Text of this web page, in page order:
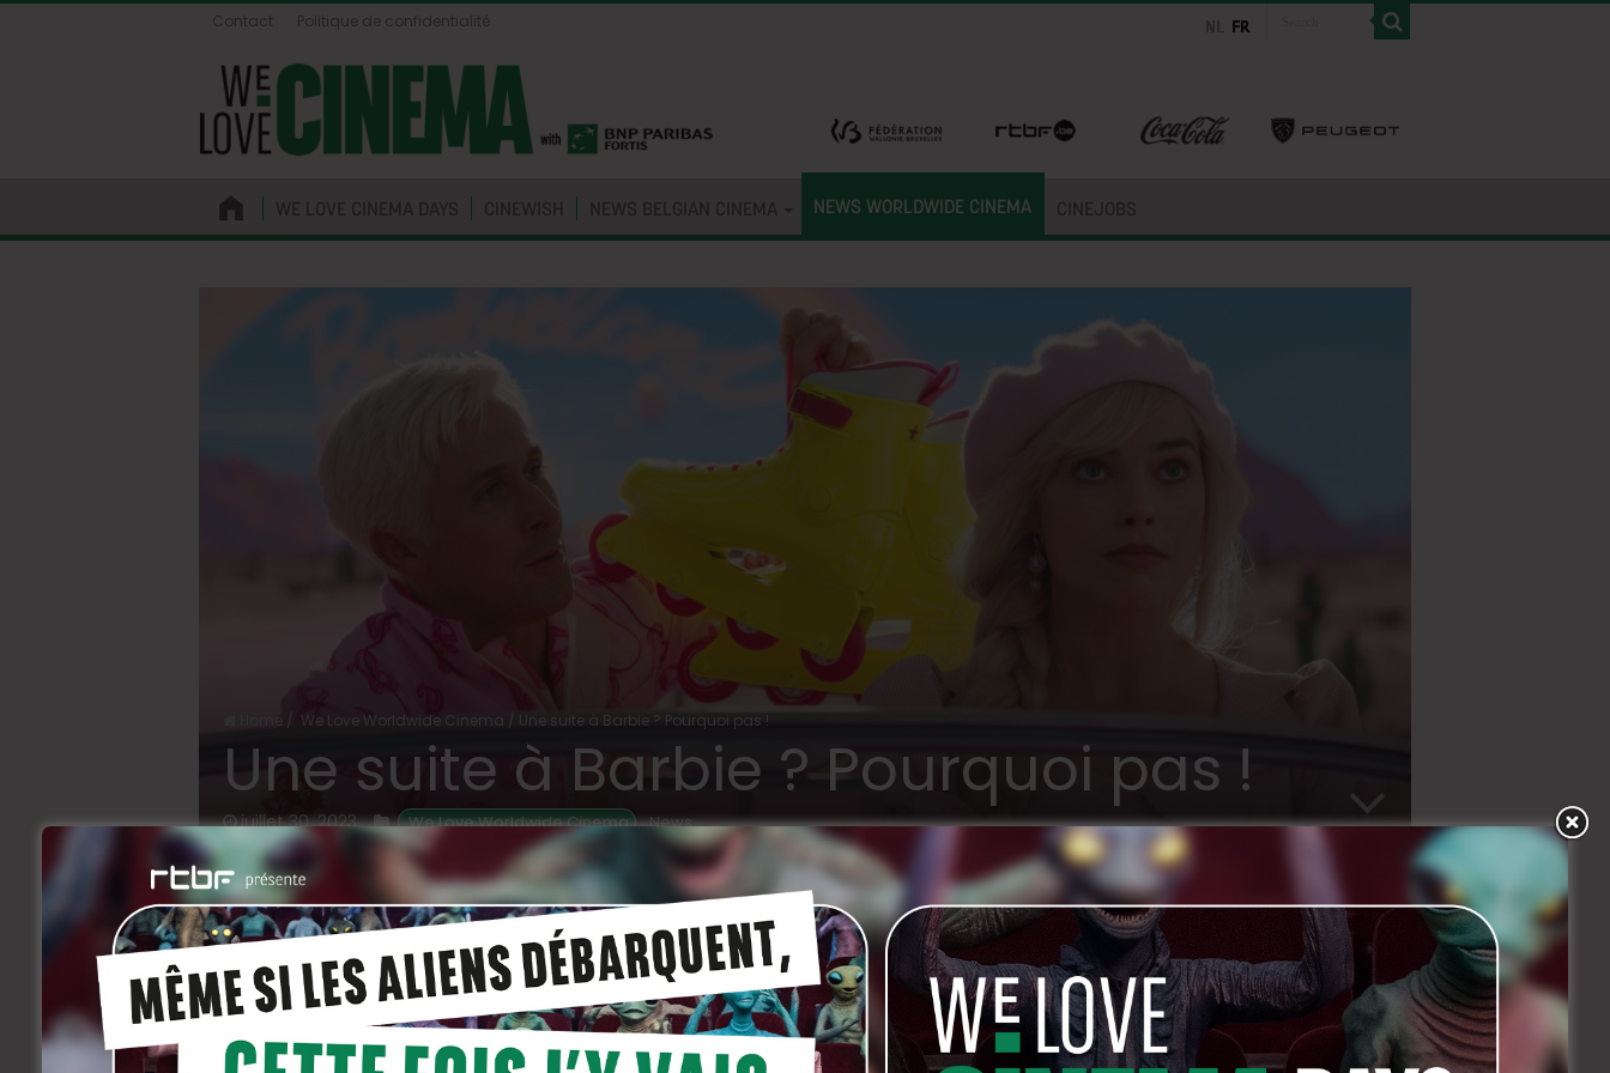
Contact Politique de confidentialité
WE LOVE CINEMA DAYS CINEWISH NEWS BELGIAN CINEMA NEWS WORLDWIDE CINEMA CINEJOBS
Home / We Love Worldwide Cinema / Une suite à Barbie ? Pourquoi pas !
Une suite à Barbie ? Pourquoi pas !
juillet 30, 2023 We Love Worldwide Cinema ,News
Alors queBarbievole de records en records et a déjà presque rapporté 200 millions
de dollars rien qu’aux Etats-Unis depuis sa sortie, Margot Robbie et Ryan Gosling ne
ferment pas la porte à une suite ou à un « prequel ».
Le premier film vient à peine de sortir que déjà, succès aidant, on évoque l’idée d’une suite,
idée pas du tout repoussée par les principaux protagonistes.
SOCIAL